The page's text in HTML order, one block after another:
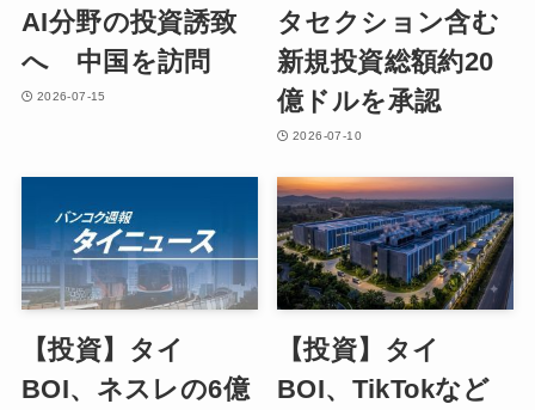
AI分野の投資誘致
へ 中国を訪問
2026-07-15
タセクション含む
新規投資総額約20
億ドルを承認
2026-07-10
【投資】タイ
BOI、ネスレの6億
【投資】タイ
BOI、TikTokなど